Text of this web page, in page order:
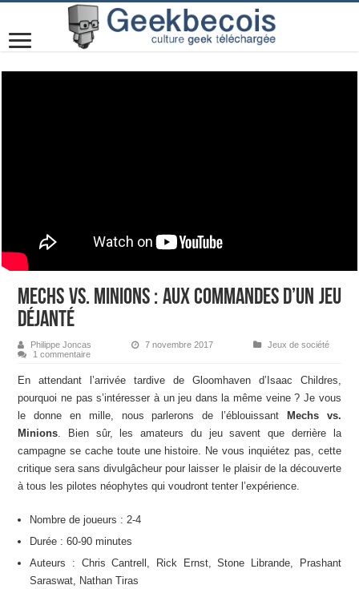
Mechs vs. Minions : aux commandes d’un jeu
déjanté
Philippe Joncas 7 novembre 2017
Jeux de société
1 commentaire
En attendant l’arrivée tardive de Gloomhaven d’Isaac Childres,
pourquoi ne pas s’intéresser à un jeu dans la même veine ? Je vous
le donne en mille, nous parlerons de l’éblouissant
Mechs vs.
Minions. Bien sûr, les amateurs du jeu savent que derrière la
campagne se cache toute une histoire. Ne vous inquiétez pas, cette
critique sera sans divulgâcheur pour laisser le plaisir de la découverte
à tous les pilotes néophytes qui voudront tenter l’expérience.
Nombre de joueurs : 2-4
Durée : 60-90 minutes
Auteurs : Chris Cantrell, Rick Ernst, Stone Librande, Prashant
Saraswat, Nathan Tiras